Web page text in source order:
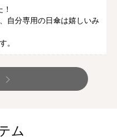
自分専用の日傘は嬉しいみ
。
ム